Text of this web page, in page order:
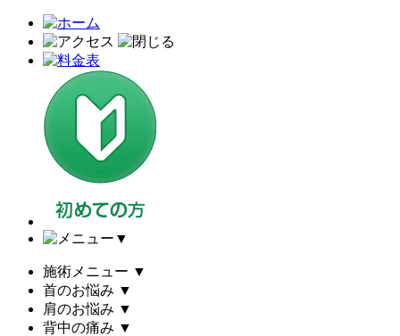
▼
施術メニュー ▼
首のお悩み ▼
肩のお悩み ▼
背中の痛み ▼